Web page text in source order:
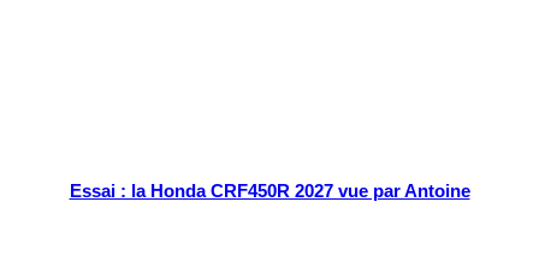
Essai : la Honda CRF450R 2027 vue par Antoine